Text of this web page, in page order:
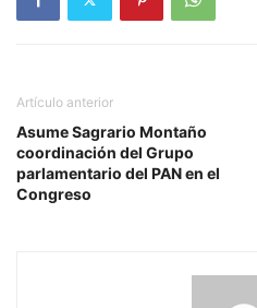
Artículo anterior
Asume Sagrario Montaño
coordinación del Grupo
parlamentario del PAN en el
Congreso